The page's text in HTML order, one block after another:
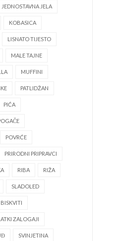
JEDNOSTAVNA JELA
KOBASICA
LISNATO TIJESTO
MALE TAJNE
MUFFINI
PATLIDŽAN
PIĆA
POVRĆE
PRIRODNI PRIPRAVCI
RIBA RIŽA
SLADOLED
ZALOGAJI
SVINJETINA